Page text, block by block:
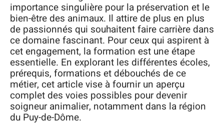
importance singulière pour la préservation et le
bien-être des animaux. Il attire de plus en plus
de passionnés qui souhaitent faire carrière dans
ce domaine fascinant. Pour ceux qui aspirent à
cet engagement, la formation est une étape
essentielle. En explorant les différentes écoles,
prérequis, formations et débouchés de ce
métier, cet article vise à fournir un aperçu
complet des voies possibles pour devenir
soigneur animalier, notamment dans la région
du Puy-de-Dôme.